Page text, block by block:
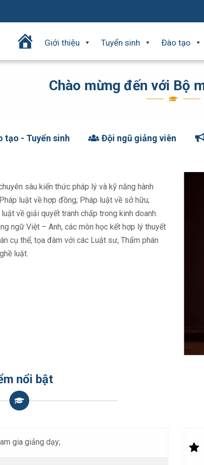
a
Giới thiệu Tuyển sinh Đào tạo
Chào mừng đến với Bộ
tạo - Tuyển sinh Đội ngũ giảng viên
sâu kiến thức pháp lý và kỹ năng hành
luật về hợp đồng; Pháp luật về sở hữu;
về giải quyết tranh chấp trong kinh doanh.
ngữ Việt – Anh, các môn học kết hợp lý thuyết
cụ thể, tọa đàm với các Luật sư, Thẩm phán
luật.
nổi bật
gia giảng dạy;